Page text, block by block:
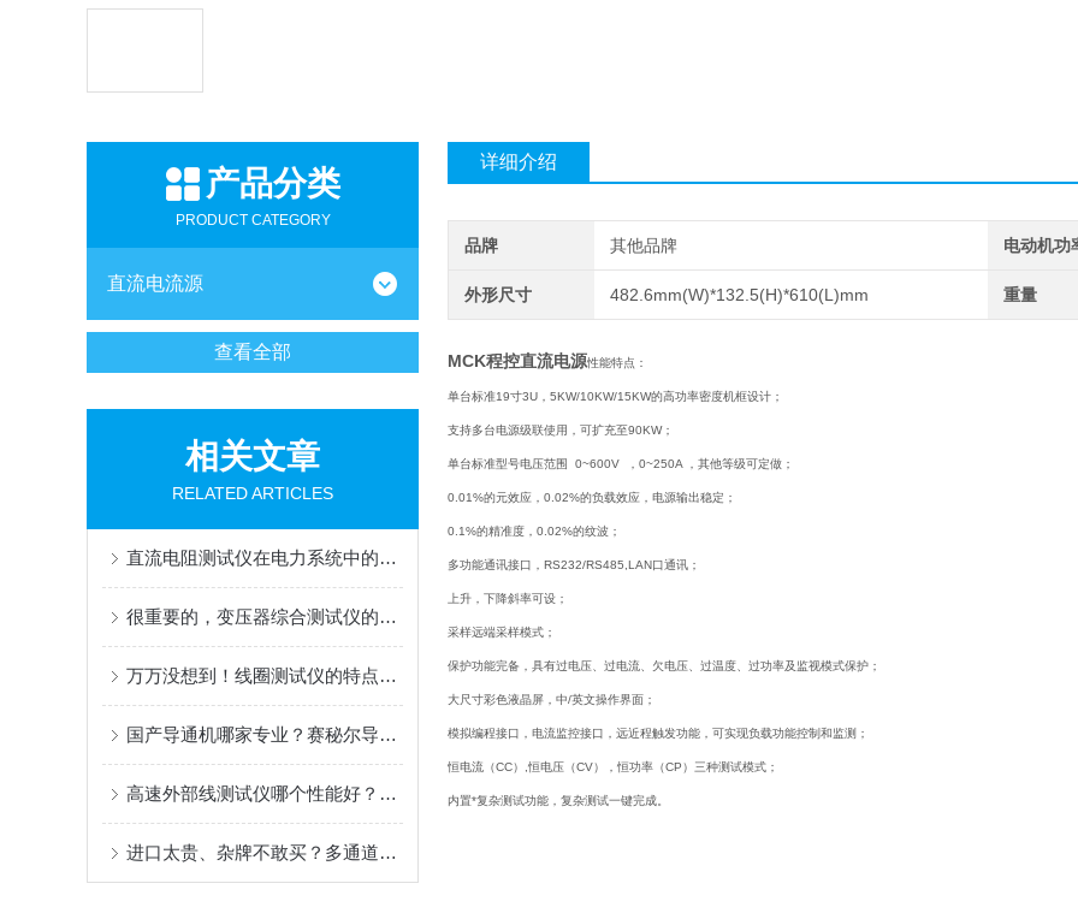
产品分类
PRODUCT CATEGORY
直流电流源
查看全部
相关文章
RELATED ARTICLES
直流电阻测试仪在电力系统中的重要性
很重要的，变压器综合测试仪的介绍及特征
万万没想到！线圈测试仪的特点竟然那么多
国产导通机哪家专业？赛秘尔导通机全品类覆盖与性能深度解析
高速外部线测试仪哪个性能好？高速外部线测试仪的性价比与多维度功能解析
进口太贵、杂牌不敢买？多通道耐压测试仪哪家口碑好？
详细介绍
品牌 其他品牌 电动机功
外形尺寸 482.6mm(W)*132.5(H)*610(L)mm 重量
MCK程控直流电源性能特点：
单台标准19寸3U，5KW/10KW/15KW的高功率密度机框设计；
支持多台电源级联使用，可扩充至90KW；
单台标准型号电压范围 0~600V ，0~250A ，其他等级可定做；
0.01%的元效应，0.02%的负载效应，电源输出稳定；
0.1%的精准度，0.02%的纹波；
多功能通讯接口，RS232/RS485,LAN口通讯；
上升，下降斜率可设；
采样远端采样模式；
保护功能完备，具有过电压、过电流、欠电压、过温度、过功率及监视模式保护；
大尺寸彩色液晶屏，中/英文操作界面；
模拟编程接口，电流监控接口，远近程触发功能，可实现负载功能控制和监测；
恒电流（CC）,恒电压（CV），恒功率（CP）三种测试模式；
内置*复杂测试功能，复杂测试一键完成。